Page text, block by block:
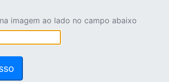
imagem ao lado no campo abaixo